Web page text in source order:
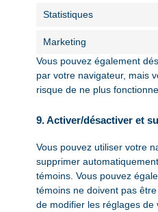
Statistiques
Marketing
Vous pouvez également
par votre navigateur, mais
risque de ne plus
9. Activer/désactiver et
Vous pouvez utiliser votre
supprimer
témoins. Vous pouvez
témoins ne doivent pas
de modifier les réglages